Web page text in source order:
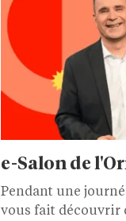
e-Salon de
Pendant une
vous fait découvrir